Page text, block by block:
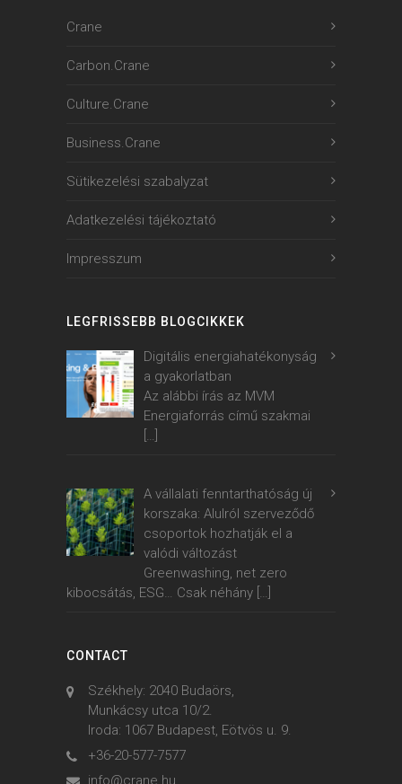
Crane
Carbon.Crane
Culture.Crane
Business.Crane
Sütikezelési szabalyzat
Adatkezelési tájékoztató
Impresszum
LEGFRISSEBB BLOGCIKKEK
Digitális energiahatékonyság
a gyakorlatban
Az alábbi írás az MVM
Energiaforrás című szakmai
A vállalati fenntarthatóság új
korszaka: Alulról szerveződő
csoportok hozhatják el a
valódi változást
Greenwashing, net zero
kibocsátás, ESG… Csak néhány […]
CONTACT
Székhely: 2040 Budaörs,
Munkácsy utca 10/2.
Iroda: 1067 Budapest, Eötvös u. 9.
+36-20-577-7577
info@crane.hu